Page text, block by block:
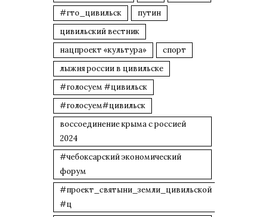
#гто_цивильск
путин
цивильский вестник
нацпроект «культура»
спорт
лыжня россии в цивильске
#голосуем #цивильск
#голосуем#цивильск
воссоединение крыма с россией
2024
#чебоксарский экономический
форум
#проект_святыни_земли_цивильской
#ц